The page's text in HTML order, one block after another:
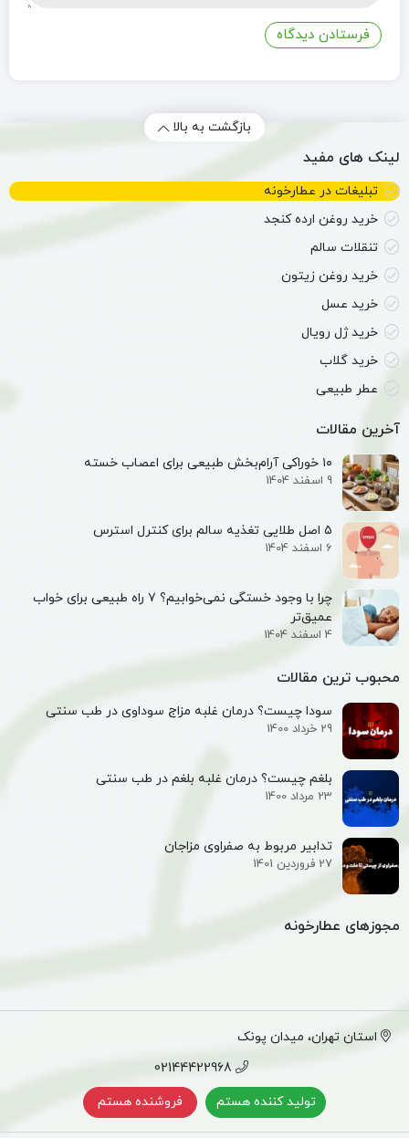
بازگشت به بالا
لینک های مفید
تبلیغات در عطارخونه
خرید روغن ارده کنجد
تنقلات سالم
خرید روغن زیتون
خرید عسل
خرید ژل رویال
خرید گلاب
عطر طبیعی
آخرین مقالات
۱۰ خوراکی آرام‌بخش طبیعی برای اعصاب خسته
9 اسفند 1404
۵ اصل طلایی تغذیه سالم برای کنترل استرس
6 اسفند 1404
چرا با وجود خستگی نمی‌خوابیم؟ ۷ راه طبیعی برای خواب
عمیق‌تر
4 اسفند 1404
محبوب ترین مقالات
سودا چیست؟ درمان غلبه مزاج سوداوی در طب سنتی
29 خرداد 1400
بلغم چیست؟ درمان غلبه بلغم در طب سنتی
23 مرداد 1400
تدابیر مربوط به صفراوی مزاجان
27 فروردین 1401
مجوزهای عطارخونه
استان تهران، میدان پونک
02144422968
تولید کننده هستم
فروشنده هستم